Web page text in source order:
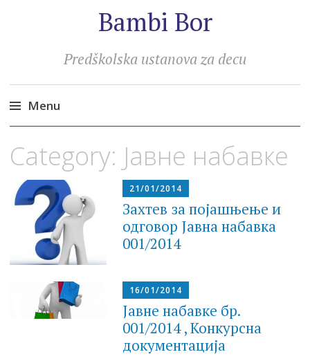
Bambi Bor
Predškolska ustanova za decu
Menu
to
Category: Јавне набавке
21/01/2014
Захтев за појашњење и
одговор Јавна набавка
001/2014
16/01/2014
Јавне набавке бр.
001/2014 , Конкурсна
документација